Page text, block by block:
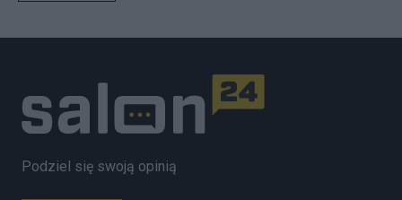
Podziel się swoją opinią